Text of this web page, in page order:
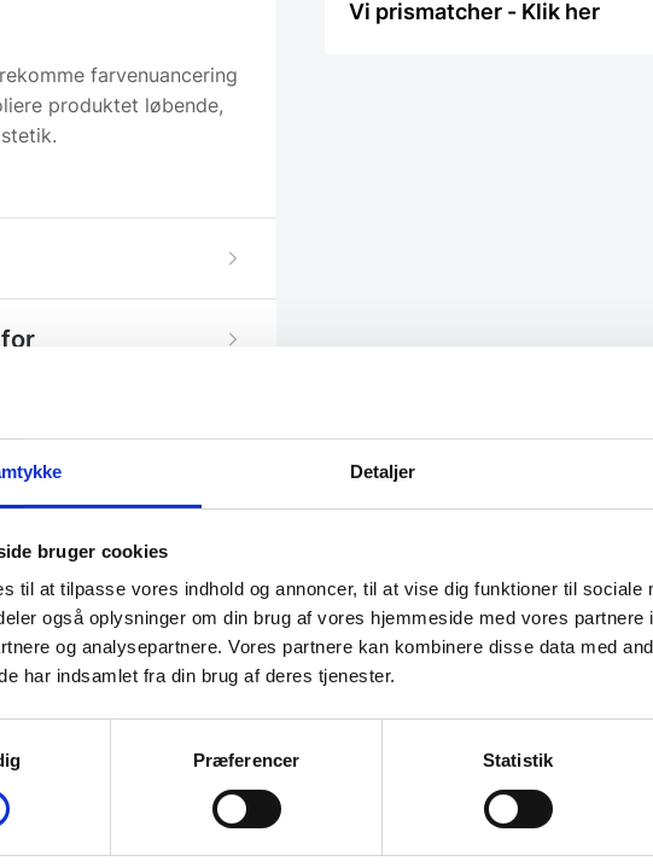
Detaljer
bruger cookies
til at tilpasse vores indhold og annoncer, til at vise dig funktioner til sociale
også oplysninger om din brug af vores hjemmeside med vores partnere
og analysepartnere. Vores partnere kan kombinere disse data med
har indsamlet fra din brug af deres tjenester.
Præferencer Statistik
farvenuancering
produktet løbende,
Vi prismatcher - Klik her
SPAR OP TIL 52%
Ø20 cm.
Serveringsbakke i
er en smuk og holdbar
Zwilling Skærebræt – Bambus
42 x 31 cm.
Eg fra